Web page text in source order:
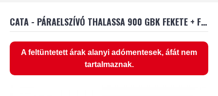
CATA - PÁRAELSZÍVÓ THALASSA 900 GBK FEKETE + FRITŐZ 1D30
A feltüntetett árak alanyi adómentesek, áfát nem
tartalmaznak.